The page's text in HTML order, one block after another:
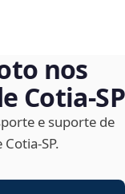
nos
Cotia‑SP
e suporte de